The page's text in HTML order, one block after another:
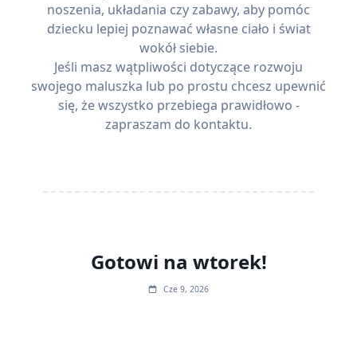
noszenia, układania czy zabawy, aby pomóc
dziecku lepiej poznawać własne ciało i świat
wokół siebie.
Jeśli masz wątpliwości dotyczące rozwoju
swojego maluszka lub po prostu chcesz upewnić
się, że wszystko przebiega prawidłowo -
zapraszam do kontaktu.
Gotowi na wtorek!
Cze 9, 2026